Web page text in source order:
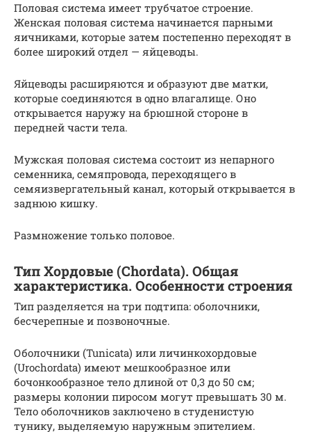
Половая система имеет трубчатое строение.
Женская половая система начинается парными
яичниками, которые затем постепенно переходят в
более широкий отдел — яйцеводы.
Яйцеводы расширяются и образуют две матки,
которые соединяются в одно влагалище. Оно
открывается наружу на брюшной стороне в
передней части тела.
Мужская половая система состоит из непарного
семенника, семяпровода, переходящего в
семяизвергательный канал, который открывается в
заднюю кишку.
Размножение только половое.
Тип Хордовые (Chordata). Общая
характеристика. Особенности строения
Тип разделяется на три подтипа: оболочники,
бесчерепные и позвоночные.
Оболочники (Tunicata) или личинкохордовые
(Urochordata) имеют мешкообразное или
бочонкообразное тело длиной от 0,3 до 50 см;
размеры колонии пиросом могут превышать 30 м.
Тело оболочников заключено в студенистую
тунику, выделяемую наружным эпителием.